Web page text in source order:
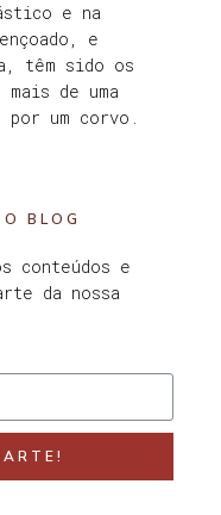
e na
e
têm sido os
de uma
por um corvo.
BLOG
conteúdos e
da nossa